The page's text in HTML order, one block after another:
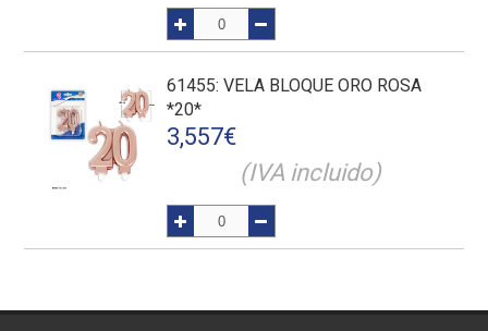
61455: VELA BLOQUE ORO ROSA
*20*
3,557€
(IVA incluido)